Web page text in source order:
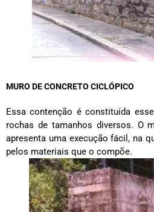
MURO DE CONCRETO CICLÓPICO
Essa contenção é constituída
rochas de tamanhos diversos. O
apresenta uma execução fácil, na
pelos materiais que o compõe.